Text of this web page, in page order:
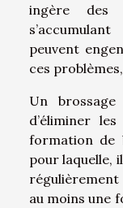
ingère des
peuvent
ces
Un
d’éliminer
formation de
pour laquelle,
au moins une